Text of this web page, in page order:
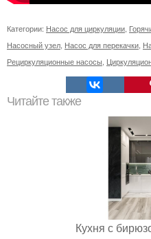
Категории: Насос для циркуляции
Насосный узел Насос для перекачки
Рециркуляционные насосы
Читайте также
Кухня с